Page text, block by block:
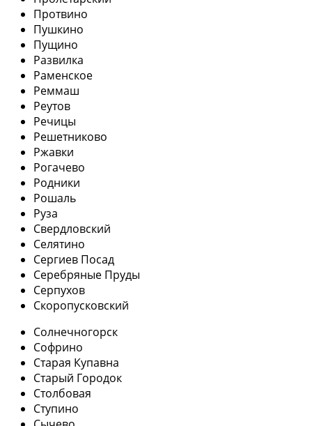
Протвино
Пушкино
Пущино
Развилка
Раменское
Реммаш
Реутов
Речицы
Решетниково
Ржавки
Рогачево
Родники
Рошаль
Руза
Свердловский
Селятино
Сергиев Посад
Серебряные Пруды
Серпухов
Скоропусковский
Солнечногорск
Софрино
Старая Купавна
Старый Городок
Столбовая
Ступино